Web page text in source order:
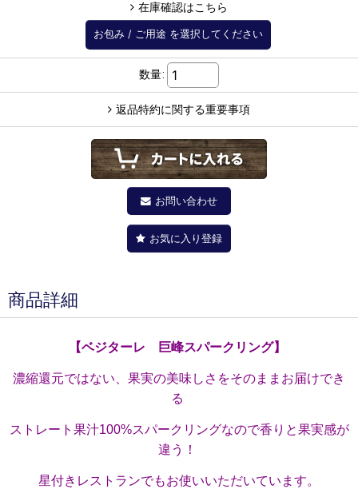
在庫確認はこちら
お包み / ご用途 を選択してください
数量:
返品特約に関する重要事項
お問い合わせ
お気に入り登録
商品詳細
【ベジターレ 巨峰スパークリング】
濃縮還元ではない、果実の美味しさをそのままお届けでき
る
ストレート果汁100%スパークリングなので香りと果実感が
違う！
星付きレストランでもお使いいただいています。